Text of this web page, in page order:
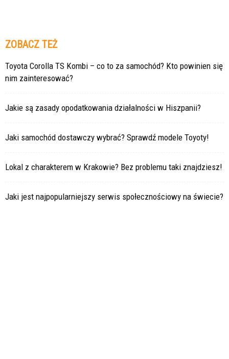
ZOBACZ TEŻ
Toyota Corolla TS Kombi – co to za samochód? Kto powinien się
nim zainteresować?
Jakie są zasady opodatkowania działalności w Hiszpanii?
Jaki samochód dostawczy wybrać? Sprawdź modele Toyoty!
Lokal z charakterem w Krakowie? Bez problemu taki znajdziesz!
Jaki jest najpopularniejszy serwis społecznościowy na świecie?